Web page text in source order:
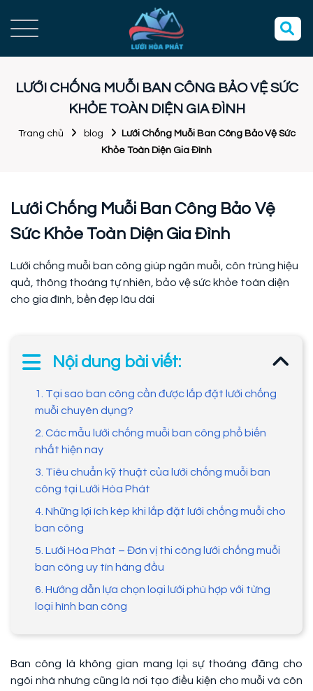
LƯỚI CHỐNG MUỖI BAN CÔNG BẢO VỆ SỨC
KHỎE TOÀN DIỆN GIA ĐÌNH
Trang chủ blog
Lưới Chống Muỗi Ban Công Bảo Vệ Sức
Khỏe Toàn Diện Gia Đình
Lưới Chống Muỗi Ban Công Bảo Vệ
Sức Khỏe Toàn Diện Gia Đình
Lưới chống muỗi ban công giúp ngăn muỗi, côn trùng hiệu
quả, thông thoáng tự nhiên, bảo vệ sức khỏe toàn diện
cho gia đình, bền đẹp lâu dài
Nội dung bài viết:
1. Tại sao ban công cần được lắp đặt lưới chống
muỗi chuyên dụng?
2. Các mẫu lưới chống muỗi ban công phổ biến
nhất hiện nay
3. Tiêu chuẩn kỹ thuật của lưới chống muỗi ban
công tại Lưới Hòa Phát
4. Những lợi ích kép khi lắp đặt lưới chống muỗi cho
ban công
5. Lưới Hòa Phát – Đơn vị thi công lưới chống muỗi
ban công uy tín hàng đầu
6. Hướng dẫn lựa chọn loại lưới phù hợp với từng
loại hình ban công
Ban công là không gian mang lại sự thoáng đãng cho
ngôi nhà nhưng cũng là nơi tạo điều kiện cho muỗi và côn